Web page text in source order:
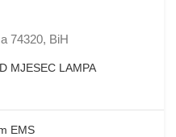
74320, BiH
MJESEC LAMPA
EMS